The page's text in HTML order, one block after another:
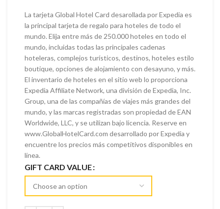
€50.00
through
€1,000.00
La tarjeta Global Hotel Card desarollada por Expedia es
la principal tarjeta de regalo para hoteles de todo el
mundo. Elija entre más de 250.000 hoteles en todo el
mundo, incluidas todas las principales cadenas
hoteleras, complejos turísticos, destinos, hoteles estilo
boutique, opciones de alojamiento con desayuno, y más.
El inventario de hoteles en el sitio web lo proporciona
Expedia Affiliate Network, una división de Expedia, Inc.
Group, una de las compañías de viajes más grandes del
mundo, y las marcas registradas son propiedad de EAN
Worldwide, LLC, y se utilizan bajo licencia. Reserve en
www.GlobalHotelCard.com desarrollado por Expedia y
encuentre los precios más competitivos disponibles en
línea.
GIFT CARD VALUE